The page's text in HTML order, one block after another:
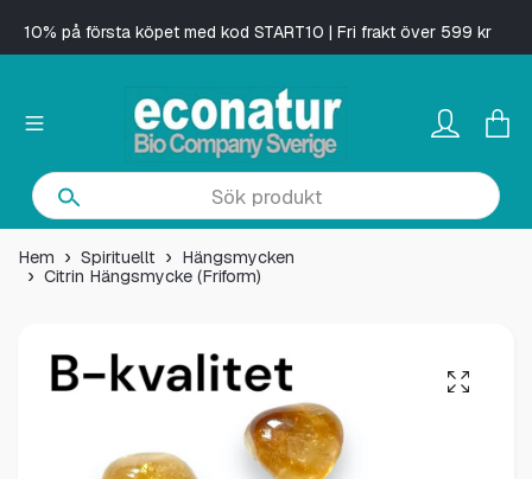
10% på första köpet med kod START10 | Fri frakt över 599 kr
Hem Spirituellt
Hängsmycken
Citrin Hängsmycke (Friform)